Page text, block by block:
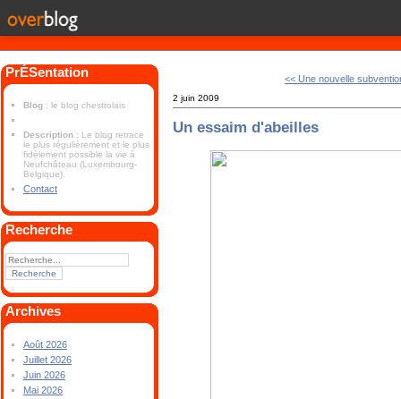
PrÉSentation
Blog : le blog chestrolais
Description : Le blog retrace
le plus régulièrement et le plus
fidèlement possible la vie à
Neufchâteau (Luxembourg-
Belgique).
Contact
Recherche
Archives
Août 2026
Juillet 2026
Juin 2026
Mai 2026
<< Une nouvelle
2 juin 2009
Un essaim d'abeilles